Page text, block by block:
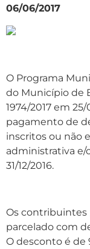
06/06/2017
O Programa
do Município de
1974/2017 em
pagamento de
inscritos ou não
administrativa
31/12/2016.
Os contribuintes
parcelado com
O desconto é de